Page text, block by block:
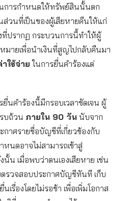
การกำหนดให้ทรัพย์สินนั้นตก
วนที่เป็นของผู้เสียหายคืนให้แก่
ที่ปรากฏ กระบวนการนี้ทำให้ผู้
มายเพื่อนำเงินที่สูญไปกลับคืนมา
ใช้จ่าย ในการยื่นคำร้องแต่
ยื่นคำร้องนี้มีกรอบเวลาชัดเจน ผู้
บถ้วน ภายใน 90 วัน นับจาก
าศรายชื่อบัญชีที่เกี่ยวข้องกับ
หนดอาจไม่สามารถเข้าสู่
นั้น เมื่อพบว่าตนเองเสียหาย เช่น
รวจสอบประกาศบัญชีทันที เก็บ
เรื่องโดยไม่รอช้า เพื่อเพิ่มโอกาส